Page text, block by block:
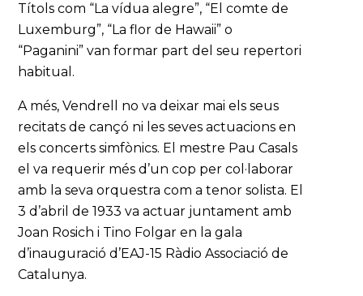
Títols com “La vídua alegre”, “El comte de
Luxemburg”, “La flor de Hawaii” o
“Paganini” van formar part del seu repertori
habitual.
A més, Vendrell no va deixar mai els seus
recitats de cançó ni les seves actuacions en
els concerts simfònics. El mestre Pau Casals
el va requerir més d’un cop per col·laborar
amb la seva orquestra com a tenor solista. El
3 d’abril de 1933 va actuar juntament amb
Joan Rosich i Tino Folgar en la gala
d’inauguració d’EAJ-15 Ràdio Associació de
Catalunya.